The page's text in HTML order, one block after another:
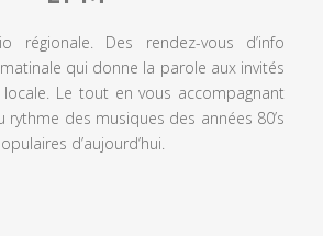
régionale. Des rendez-vous d’info
qui donne la parole aux invités
locale. Le tout en vous accompagnant
des musiques des années 80’s
d’aujourd’hui.